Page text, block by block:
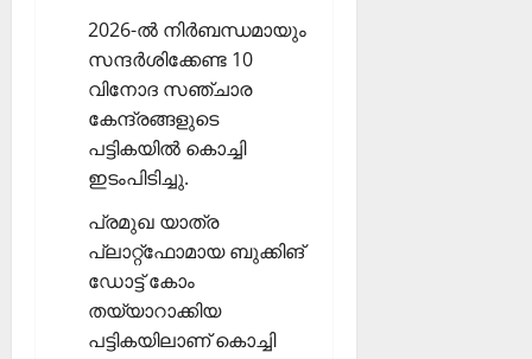
2026-ല്‍ നിര്‍ബന്ധമായും
സന്ദര്‍ശിക്കേണ്ട 10
വിനോദ സഞ്ചാര
കേന്ദ്രങ്ങളുടെ
പട്ടികയില്‍ കൊച്ചി
ഇടംപിടിച്ചു.
പ്രമുഖ യാത്ര
പ്ലാറ്റ്‌ഫോമായ ബുക്കിങ്
ഡോട്ട് കോം
തയ്യാറാക്കിയ
പട്ടികയിലാണ് കൊച്ചി